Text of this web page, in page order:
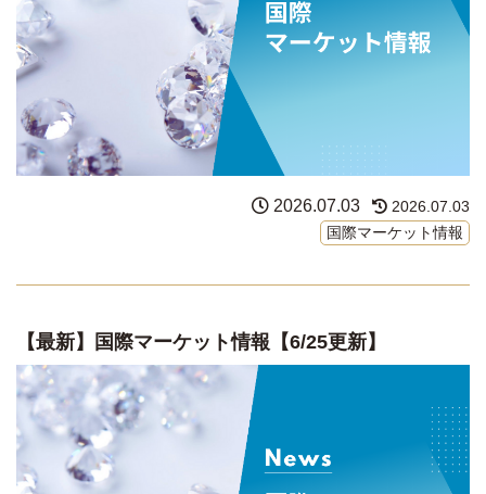
2026.07.03
2026.07.03
国際マーケット情報
【最新】国際マーケット情報【6/25更新】